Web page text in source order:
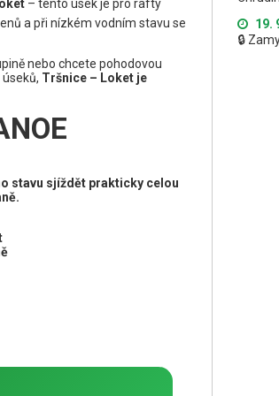
– tento úsek je pro rafty
a při nízkém vodním stavu se
nebo chcete pohodovou
Tršnice – Loket je
stavu sjíždět prakticky celou
19.
🔒